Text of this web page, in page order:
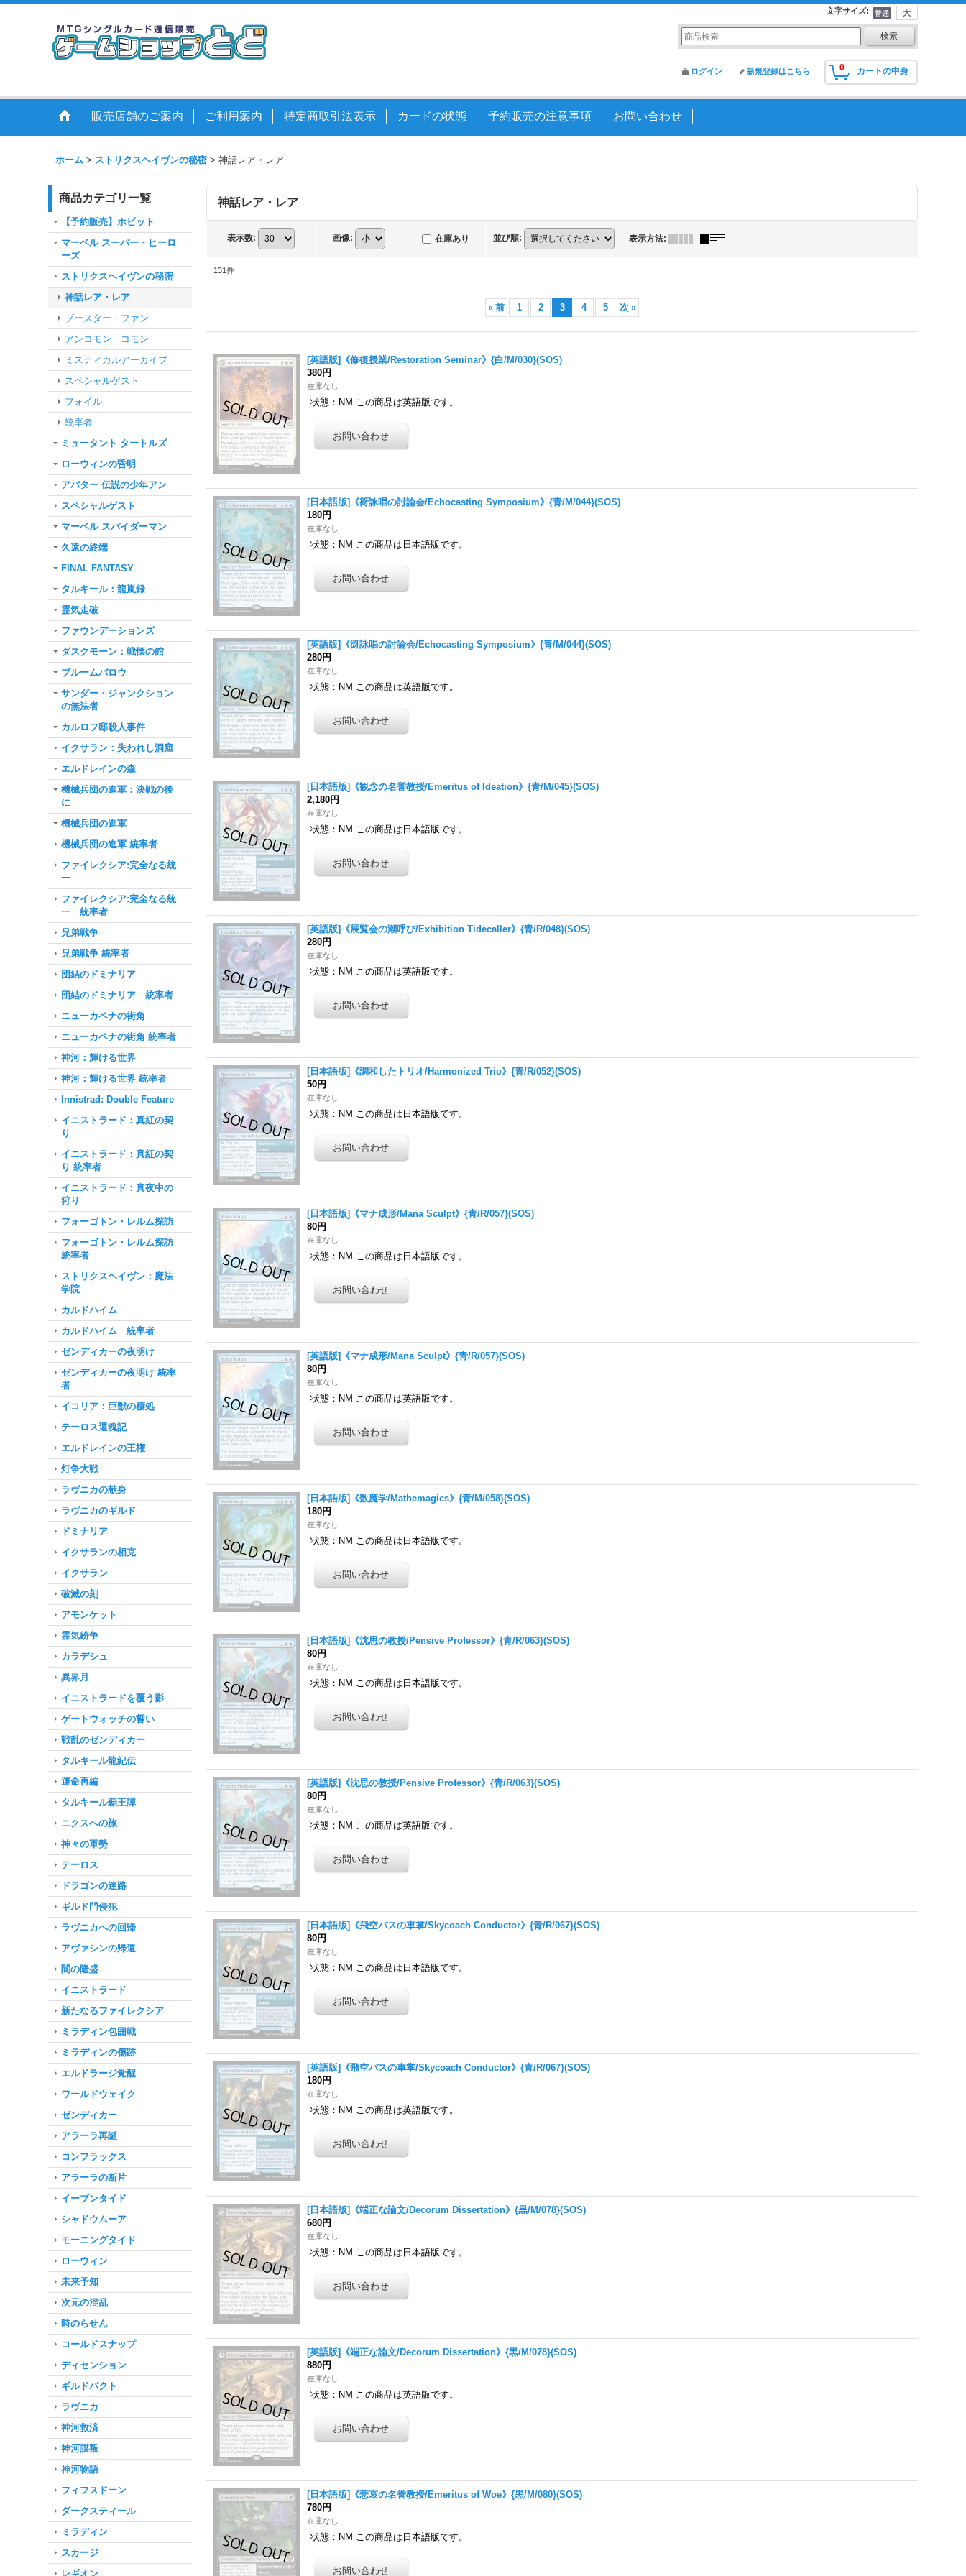
文字サイズ:
0 カートの中身
ログイン 新規登録はこちら
販売店舗のご案内 ご利用案内 特定商取引法表示 カードの状態 予約販売の注意事項 お問い合わせ
ホーム > ストリクスヘイヴンの秘密 > 神話レア・レア
商品カテゴリ一覧
【予約販売】ホビット
マーベル スーパー・ヒーロ
ーズ
ストリクスヘイヴンの秘密
神話レア・レア
ブースター・ファン
アンコモン・コモン
ミスティカルアーカイブ
スペシャルゲスト
フォイル
統率者
ミュータント タートルズ
ローウィンの昏明
アバター 伝説の少年アン
スペシャルゲスト
マーベル スパイダーマン
久遠の終端
FINAL FANTASY
タルキール：龍嵐録
霊気走破
ファウンデーションズ
ダスクモーン：戦慄の館
ブルームバロウ
サンダー・ジャンクション
の無法者
カルロフ邸殺人事件
イクサラン：失われし洞窟
エルドレインの森
機械兵団の進軍：決戦の後
に
機械兵団の進軍
機械兵団の進軍 統率者
ファイレクシア:完全なる統
一
ファイレクシア:完全なる統
一 統率者
兄弟戦争
兄弟戦争 統率者
団結のドミナリア
団結のドミナリア 統率者
ニューカペナの街角
ニューカペナの街角 統率者
神河：輝ける世界
神河：輝ける世界 統率者
Innistrad: Double Feature
イニストラード：真紅の契
り
イニストラード：真紅の契
り 統率者
イニストラード：真夜中の
狩り
フォーゴトン・レルム探訪
フォーゴトン・レルム探訪
統率者
ストリクスヘイヴン：魔法
学院
カルドハイム
カルドハイム 統率者
ゼンディカーの夜明け
ゼンディカーの夜明け 統率
者
イコリア：巨獣の棲処
テーロス還魂記
エルドレインの王権
灯争大戦
ラヴニカの献身
ラヴニカのギルド
ドミナリア
イクサランの相克
イクサラン
破滅の刻
アモンケット
霊気紛争
カラデシュ
異界月
イニストラードを覆う影
ゲートウォッチの誓い
戦乱のゼンディカー
タルキール龍紀伝
運命再編
タルキール覇王譚
ニクスへの旅
神々の軍勢
テーロス
ドラゴンの迷路
ギルド門侵犯
ラヴニカへの回帰
アヴァシンの帰還
闇の隆盛
イニストラード
新たなるファイレクシア
ミラディン包囲戦
ミラディンの傷跡
エルドラージ覚醒
ワールドウェイク
ゼンディカー
アラーラ再誕
コンフラックス
アラーラの断片
イーブンタイド
シャドウムーア
モーニングタイド
ローウィン
未来予知
次元の混乱
時のらせん
コールドスナップ
ディセンション
ギルドパクト
ラヴニカ
神河救済
神河謀叛
神河物語
フィフスドーン
ダークスティール
ミラディン
スカージ
レギオン
神話レア・レア
表示数: 画像: 在庫あり 並び順: 表示方法:
131件
« 前 1 2 3 4 5 次 »
[英語版]《修復授業/Restoration Seminar》{白/M/030}(SOS)
380円
在庫なし
状態：NM この商品は英語版です。
[日本語版]《谺詠唱の討論会/Echocasting Symposium》{青/M/044}(SOS)
180円
在庫なし
状態：NM この商品は日本語版です。
[英語版]《谺詠唱の討論会/Echocasting Symposium》{青/M/044}(SOS)
280円
在庫なし
状態：NM この商品は英語版です。
[日本語版]《観念の名誉教授/Emeritus of Ideation》{青/M/045}(SOS)
2,180円
在庫なし
状態：NM この商品は日本語版です。
[英語版]《展覧会の潮呼び/Exhibition Tidecaller》{青/R/048}(SOS)
280円
在庫なし
状態：NM この商品は英語版です。
[日本語版]《調和したトリオ/Harmonized Trio》{青/R/052}(SOS)
50円
在庫なし
状態：NM この商品は日本語版です。
[日本語版]《マナ成形/Mana Sculpt》{青/R/057}(SOS)
80円
在庫なし
状態：NM この商品は日本語版です。
[英語版]《マナ成形/Mana Sculpt》{青/R/057}(SOS)
80円
在庫なし
状態：NM この商品は英語版です。
[日本語版]《数魔学/Mathemagics》{青/M/058}(SOS)
180円
在庫なし
状態：NM この商品は日本語版です。
[日本語版]《沈思の教授/Pensive Professor》{青/R/063}(SOS)
80円
在庫なし
状態：NM この商品は日本語版です。
[英語版]《沈思の教授/Pensive Professor》{青/R/063}(SOS)
80円
在庫なし
状態：NM この商品は英語版です。
[日本語版]《飛空バスの車掌/Skycoach Conductor》{青/R/067}(SOS)
80円
在庫なし
状態：NM この商品は日本語版です。
[英語版]《飛空バスの車掌/Skycoach Conductor》{青/R/067}(SOS)
180円
在庫なし
状態：NM この商品は英語版です。
[日本語版]《端正な論文/Decorum Dissertation》{黒/M/078}(SOS)
680円
在庫なし
状態：NM この商品は日本語版です。
[英語版]《端正な論文/Decorum Dissertation》{黒/M/078}(SOS)
880円
在庫なし
状態：NM この商品は英語版です。
[日本語版]《悲哀の名誉教授/Emeritus of Woe》{黒/M/080}(SOS)
780円
在庫なし
状態：NM この商品は日本語版です。